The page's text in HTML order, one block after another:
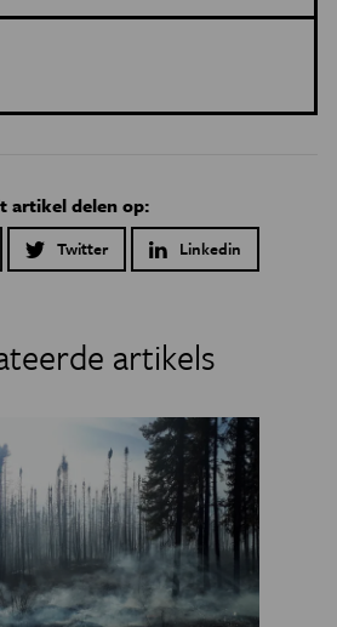
artikel delen op:
Twitter Linkedin
artikels